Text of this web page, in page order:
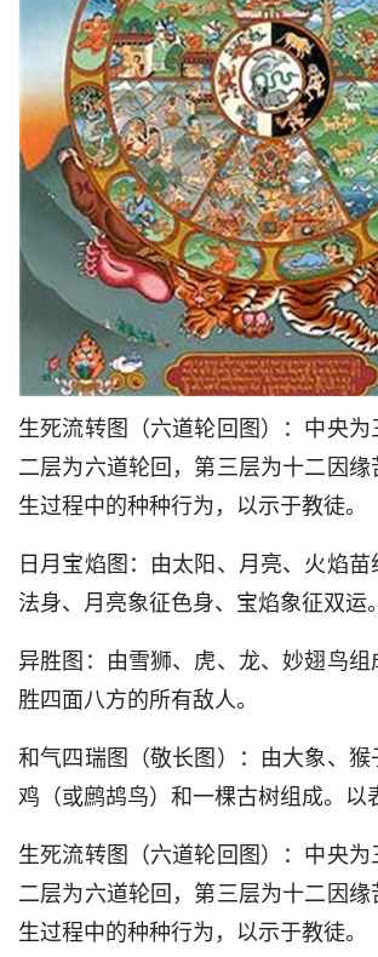
生死流转图（六道轮回图）：中央为
二层为六道轮回，第三层为十二因缘
生过程中的种种行为，以示于教徒。
日月宝焰图：由太阳、月亮、火焰
法身、月亮象征色身、宝焰象征双运。
异胜图：由雪狮、虎、龙、妙翅鸟
胜四面八方的所有敌人。
和气四瑞图（敬长图）：由大象、猴
鸡（或鹧鸪鸟）和一棵古树组成。以
生死流转图（六道轮回图）：中央为
二层为六道轮回，第三层为十二因缘
生过程中的种种行为，以示于教徒。